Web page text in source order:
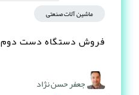
ماشین آلات صنعتی
فروش دستگاه دست دوم
جعفر حسن نژاد